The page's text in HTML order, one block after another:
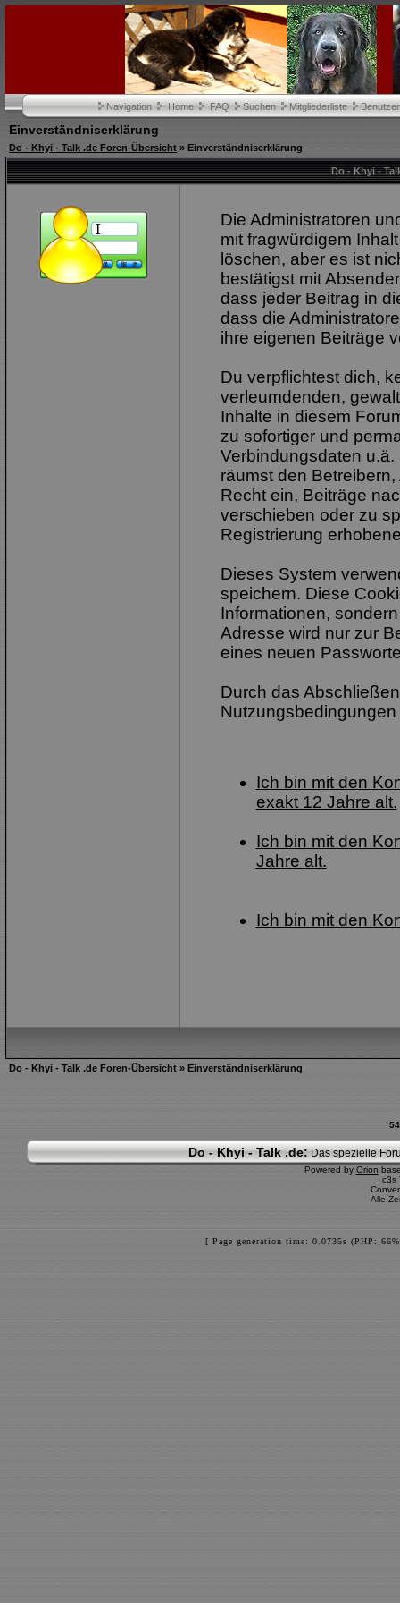
Navigation Home FAQ Suchen Mitgliederliste
Einverständniserklärung
Do - Khyi - Talk .de Foren-Übersicht » Einverständniserklärung
Do - Khyi -
Die Administratoren
mit fragwürdigem
löschen, aber es ist
bestätigst mit
dass jeder Beitrag in
dass die
ihre eigenen Beiträge
Du verpflichtest dich,
verleumdenden,
Inhalte in diesem
zu sofortiger und
Verbindungsdaten
räumst den
Recht ein, Beiträge
verschieben oder zu
Registrierung
Dieses System
speichern. Diese
Informationen,
Adresse wird nur zur
eines neuen
Durch das
Nutzungsbedingungen
Ich bin mit den
exakt 12 Jahre alt.
Ich bin mit den
Jahre alt.
Ich bin mit den
Do - Khyi - Talk .de Foren-Übersicht » Einverständniserklärung
Do - Khyi - Talk .de: Das spezielle
Powered by Orion
c3s
Alle
[ Page generation time: 0.0735s (PHP: